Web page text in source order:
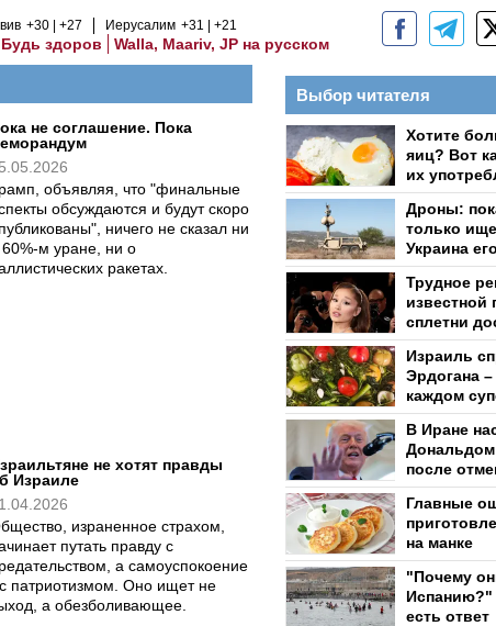
+30 +27 Иерусалим +31 +21
Будь здоров Walla, Maariv, JP на русском
не соглашение. Пока
объявляя, что "финальные
обсуждаются и будут скоро
ничего не сказал ни
м уране, ни о
ракетах.
не хотят правды
Израиле
израненное страхом,
путать правду с
а самоуспокоение
патриотизмом. Оно ищет не
а обезболивающее.
Выбор читателя
Хотите
яиц? Вот
их
Дроны:
только
Украина
Трудное
известной
сплетни
Израиль
Эрдогана –
каждом
В Иране
после
Главные
на манке
"Почему
Испанию?"
есть ответ